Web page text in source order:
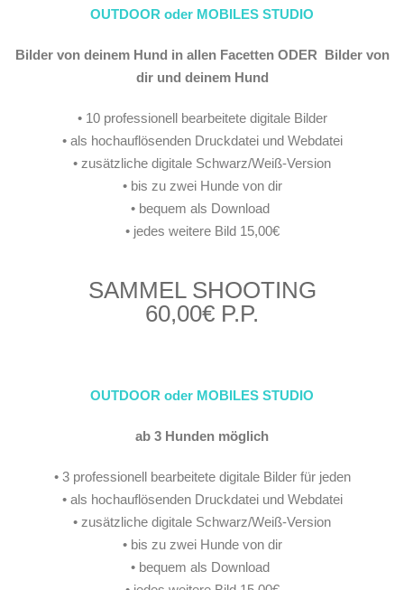
OUTDOOR oder MOBILES STUDIO
Bilder von deinemHund in allen Facetten ODER Bilder von
dir und deinem Hund
• 10 professionell bearbeitete digitale Bilder
• als hochauflösenden Druckdatei und Webdatei
• zusätzliche digitale Schwarz/Weiß-Version
• bis zu zwei Hunde von dir
• bequem als Download
• jedes weitere Bild 15,00€
SAMMEL SHOOTING
60,00€ P.P.
OUTDOOR oder MOBILES STUDIO
ab 3 Hunden möglich
• 3 professionell bearbeitete digitale Bilder für jeden
• als hochauflösenden Druckdatei und Webdatei
• zusätzliche digitale Schwarz/Weiß-Version
• bis zu zwei Hunde von dir
• bequem als Download